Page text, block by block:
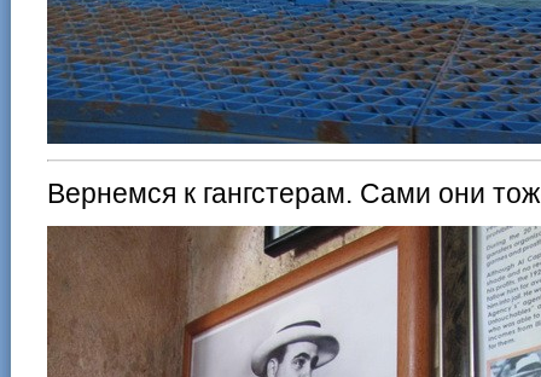
Вернемся к гангстерам. Сами они